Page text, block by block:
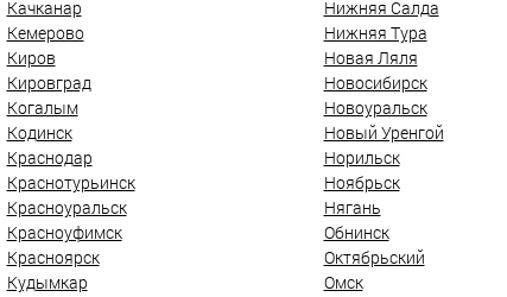
Качканар
Кемерово
Киров
Кировград
Когалым
Кодинск
Краснодар
Краснотурьинск
Красноуральск
Красноуфимск
Красноярск
Кудымкар
Нижняя Салда
Нижняя Тура
Новая Ляля
Новосибирск
Новоуральск
Новый Уренгой
Норильск
Ноябрьск
Нягань
Обнинск
Октябрьский
Омск